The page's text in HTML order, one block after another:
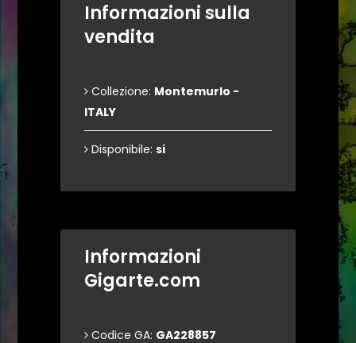
Informazioni sulla
vendita
Collezione: Montemurlo -
ITALY
Disponibile: si
Informazioni
Gigarte.com
Codice GA: GA228857